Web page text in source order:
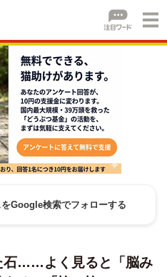
をGoogle検索でフォローする
石……よく見ると「脳み